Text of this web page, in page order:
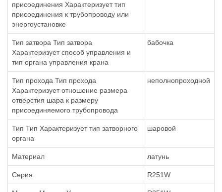
присоединения Характеризует тип
присоединения к трубопроводу или
энергоустановке
Тип затвора Тип затвора
Характеризует способ управления и
тип органа управления крана
бабочка
Тип прохода Тип прохода
Характеризует отношение размера
отверстия шара к размеру
присоединяемого трубопровода
неполнопроходной
Тип Тип Характеризует тип затворного
органа
шаровой
Материал латунь
Серия R251W